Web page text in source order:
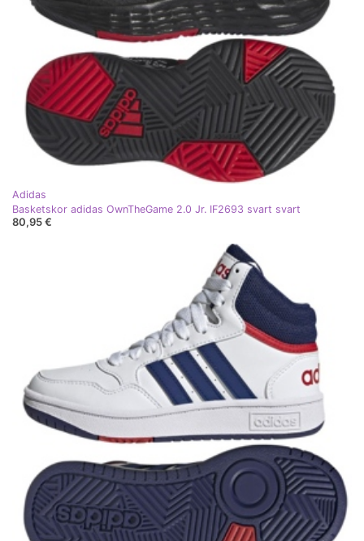
Adidas
Basketskor adidas OwnTheGame 2.0 Jr. IF2693 svart svart
80,95 €